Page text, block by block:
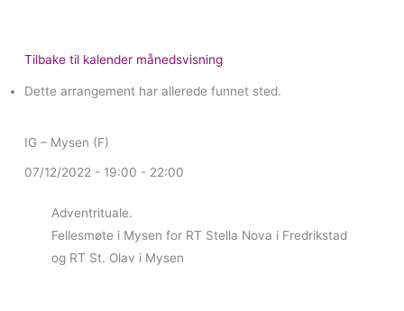
Tilbake til kalender månedsvisning
Dette arrangement har allerede funnet sted.
IG – Mysen (F)
07/12/2022 - 19:00 - 22:00
Adventrituale.
Fellesmøte i Mysen for RT Stella Nova i Fredrikstad
og RT St. Olav i Mysen